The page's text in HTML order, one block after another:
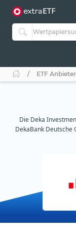
ETF Anbieter
Die Deka
DekaBank Deutsche